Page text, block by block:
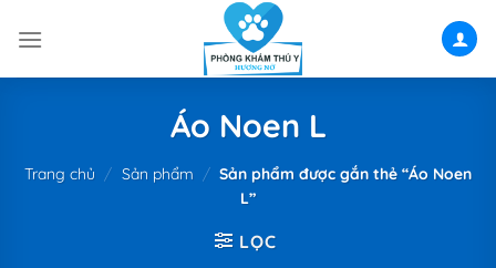
Áo Noen L
Trang chủ / Sản phẩm / Sản phẩm được gắn thẻ “Áo Noen
L”
LỌC